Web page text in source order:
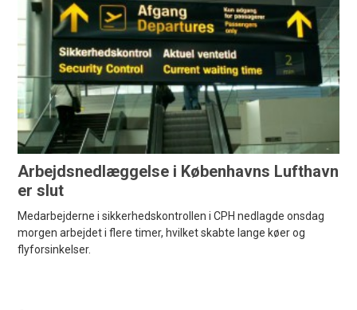
Arbejdsnedlæggelse i Københavns Lufthavn
er slut
Medarbejderne i sikkerhedskontrollen i CPH nedlagde onsdag
morgen arbejdet i flere timer, hvilket skabte lange køer og
flyforsinkelser.